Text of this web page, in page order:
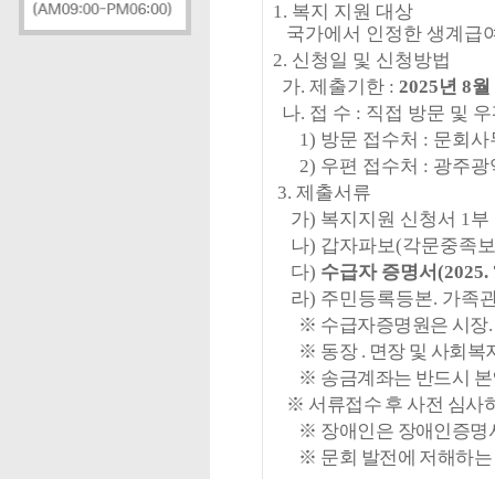
1. 복지 지원 대상
국가에서 인정한 생계급
2. 신청일 및 신청방법
가. 제출기한 : 2025년 8월
나. 접 수 : 직접 방문 및
1) 방문 접수처 : 문회사
2) 우편 접수처 : 광주
3. 제출서류
가) 복지지원 신청서 1부
나) 갑자파보(각문중족보
다) 수급자 증명서 (2025.
라) 주민등록등본. 가족
※ 수급자증명원은 시장.
※ 동장 . 면장 및 사회복
※ 송금계좌는 반드시 본
※ 서류접수 후 사전 심사
※ 장애인은 장애인증명
※ 문회 발전에 저해하